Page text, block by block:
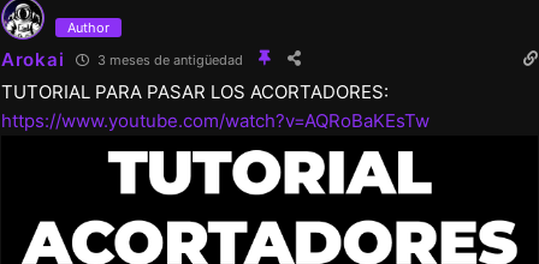
Author
Arokai 3 meses de antigüedad
TUTORIAL PARA PASAR LOS ACORTADORES:
https://www.youtube.com/watch?v=AQRoBaKEsTw